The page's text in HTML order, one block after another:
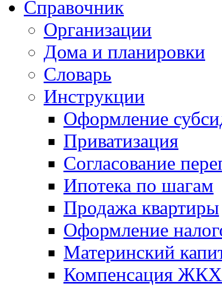
Справочник
Организации
Дома и планировки
Словарь
Инструкции
Оформление
Приватизация
Согласование
Ипотека по шагам
Продажа квартиры
Оформление
Материнский
Компенсация ЖКХ